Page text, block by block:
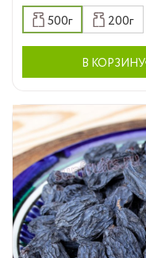
500г 200г
В КОРЗИНУ